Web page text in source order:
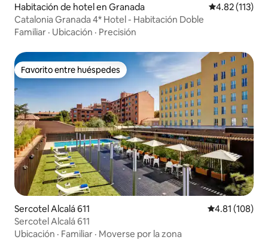
Habitación de hotel en Granada Calificación
4.82 (113)
Catalonia Granada 4* Hotel - Habitación Doble
Familiar · Ubicación · Precisión
Favorito entre huéspedes
Favorito entre huéspedes
Sercotel Alcalá 611 Calificación
4.81 (108)
Sercotel Alcalá 611
Ubicación · Familiar · Moverse por la zona